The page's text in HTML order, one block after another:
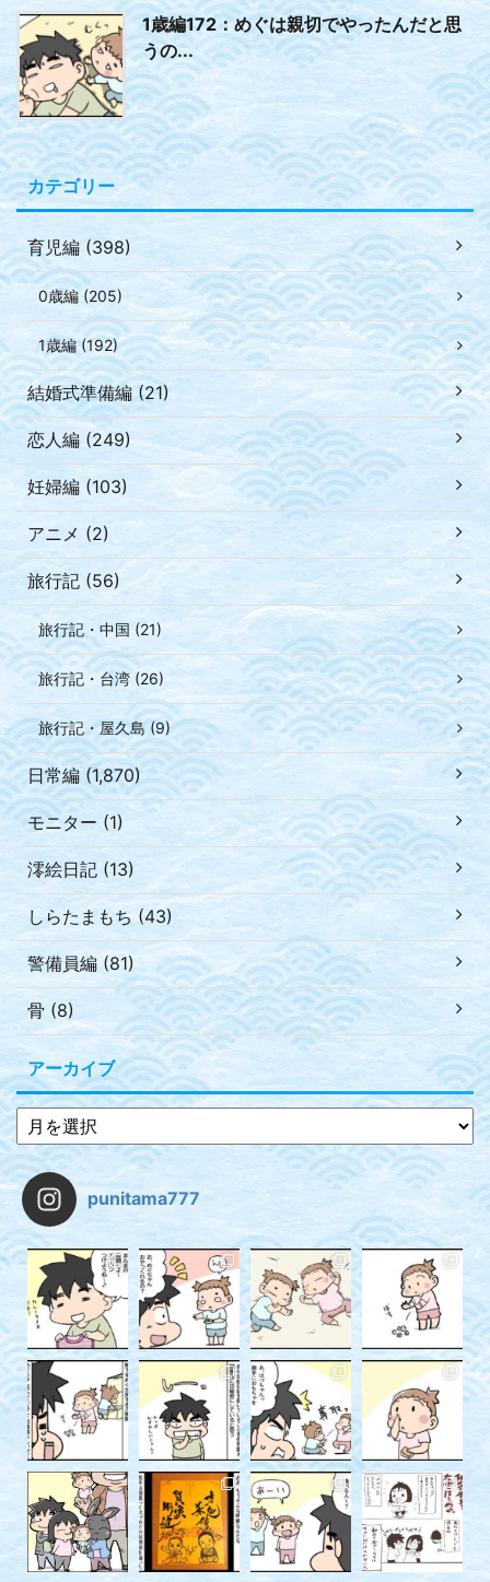
1歳編172：めぐは親切でやったんだと思
うの...
カテゴリー
育児編 (398)
0歳編 (205)
1歳編 (192)
結婚式準備編 (21)
恋人編 (249)
妊婦編 (103)
アニメ (2)
旅行記 (56)
旅行記・中国 (21)
旅行記・台湾 (26)
旅行記・屋久島 (9)
日常編 (1,870)
モニター (1)
澪絵日記 (13)
しらたまもち (43)
警備員編 (81)
骨 (8)
アーカイブ
punitama777